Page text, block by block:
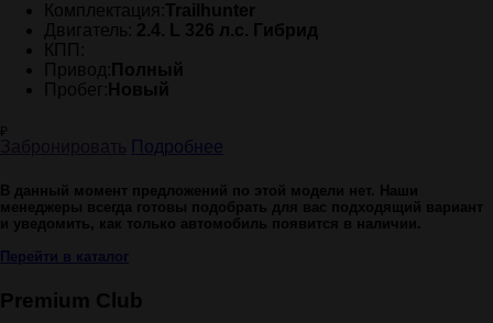
Комплектация:Trailhunter
Двигатель: 2.4. L 326 л.с. Гибрид
КПП:
Привод: Полный
Пробег: Новый
Подробнее
В данный момент предложений по этой модели нет. Наши
менеджеры всегда готовы подобрать для вас подходящий вариант
и уведомить, как только автомобиль появится в наличии.
Перейти в каталог
Premium Club